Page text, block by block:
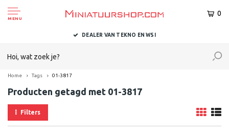
MENU
0
DEALER VAN TEKNO EN WSI
Home Tags 01-3817
Producten getagd met 01-3817
Filters